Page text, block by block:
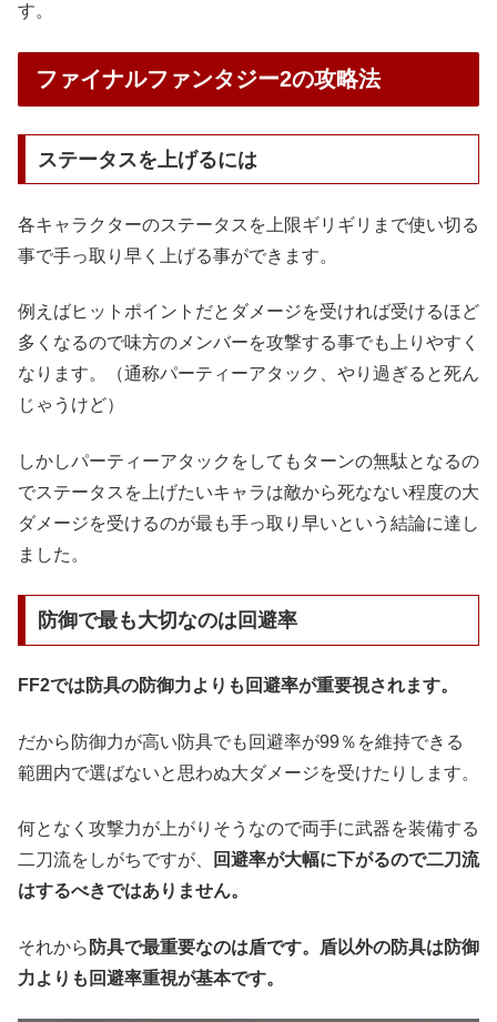
す。
ファイナルファンタジー2の攻略法
ステータスを上げるには
各キャラクターのステータスを上限ギリギリまで使い切る
事で手っ取り早く上げる事ができます。
例えばヒットポイントだとダメージを受ければ受けるほど
多くなるので味方のメンバーを攻撃する事でも上りやすく
なります。（通称パーティーアタック、やり過ぎると死ん
じゃうけど）
しかしパーティーアタックをしてもターンの無駄となるの
でステータスを上げたいキャラは敵から死なない程度の大
ダメージを受けるのが最も手っ取り早いという結論に達し
ました。
防御で最も大切なのは回避率
FF2では防具の防御力よりも回避率が重要視されます。
だから防御力が高い防具でも回避率が99％を維持できる
範囲内で選ばないと思わぬ大ダメージを受けたりします。
何となく攻撃力が上がりそうなので両手に武器を装備する
二刀流をしがちですが、
回避率が大幅に下がるので二刀流
はするべきではありません。
それから 防具で最重要なのは盾です。盾以外の防具は防御
力よりも回避率重視が基本です。